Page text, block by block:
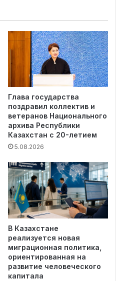
Глава государства
поздравил коллектив и
ветеранов Национального
архива Республики
Казахстан с 20-летием
5.08.2026
В Казахстане
реализуется новая
миграционная политика,
ориентированная на
развитие человеческого
капитала